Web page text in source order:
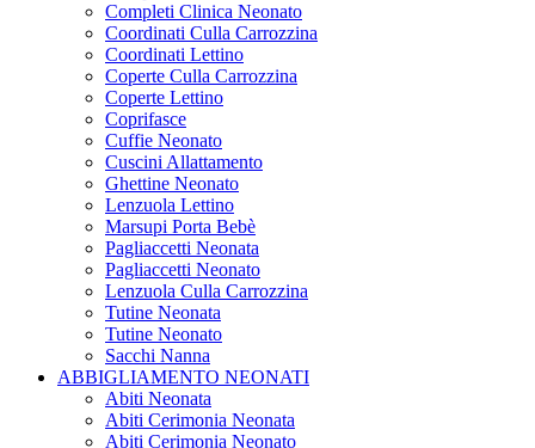
Completi Clinica Neonato
Coordinati Culla Carrozzina
Coordinati Lettino
Coperte Culla Carrozzina
Coperte Lettino
Coprifasce
Cuffie Neonato
Cuscini Allattamento
Ghettine Neonato
Lenzuola Lettino
Marsupi Porta Bebè
Pagliaccetti Neonata
Pagliaccetti Neonato
Lenzuola Culla Carrozzina
Tutine Neonata
Tutine Neonato
Sacchi Nanna
ABBIGLIAMENTO NEONATI
Abiti Neonata
Abiti Cerimonia Neonata
Abiti Cerimonia Neonato